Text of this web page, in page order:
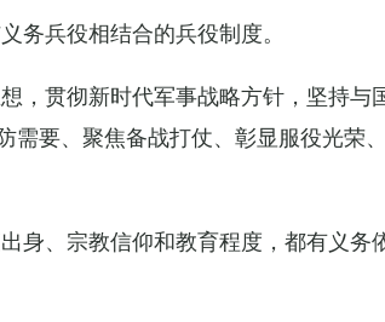
务兵役相结合的兵役制度。
，贯彻新时代军事战略方针，坚持与
需要、聚焦备战打仗、彰显服役光荣
身、宗教信仰和教育程度，都有义务